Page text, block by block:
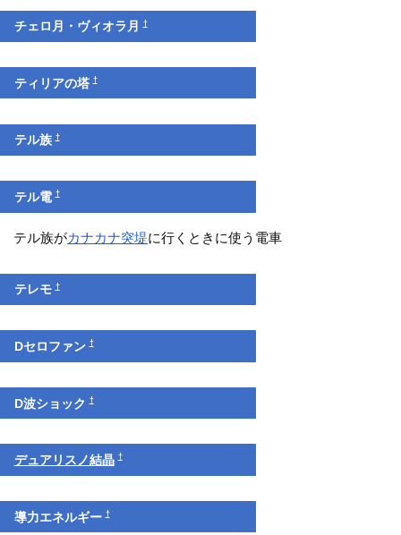
チェロ月・ヴィオラ月†
ティリアの塔†
テル族†
テル電†
テル族がカナカナ突堤に行くときに使う電車
テレモ†
Dセロファン†
D波ショック†
デュアリスノ結晶 †
導力エネルギー†